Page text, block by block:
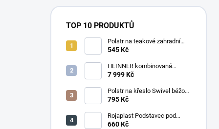
TOP 10 PRODUKTŮ
Polstr na teakové zahradní
křeslo vysoké - látka motiv
545 Kč
HEINNER kombinovaná
chladnička HF-
7 999 Kč
Polstr na křeslo Swivel béžový
melír
795 Kč
Rojaplast Podstavec pod
slunečník 22kg
660 Kč